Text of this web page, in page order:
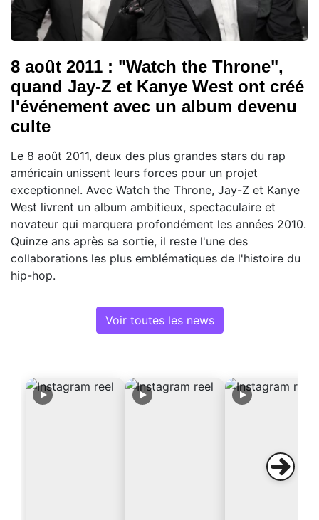
8 août 2011 : "Watch the Throne",
quand Jay-Z et Kanye West ont créé
l'événement avec un album devenu
culte
Le 8 août 2011, deux des plus grandes stars du rap
américain unissent leurs forces pour un projet
exceptionnel. Avec Watch the Throne, Jay-Z et Kanye
West livrent un album ambitieux, spectaculaire et
novateur qui marquera profondément les années 2010.
Quinze ans après sa sortie, il reste l'une des
collaborations les plus emblématiques de l'histoire du
hip-hop.
Voir toutes les news